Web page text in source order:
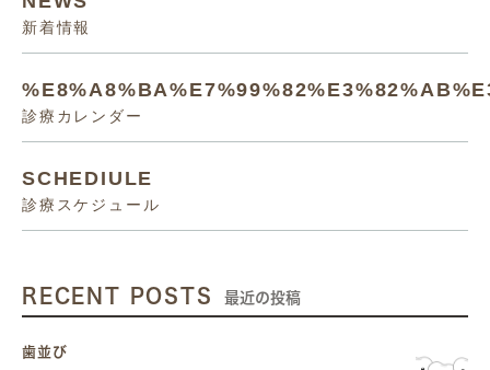
新着情報
診療カレンダー
SCHEDIULE
診療スケジュール
RECENT POSTS 最近の投稿
歯並び